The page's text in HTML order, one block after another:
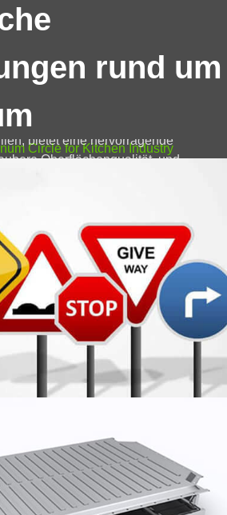
rund um
für die
1050 Aluminiumkreis für die
Kochtöpfe, pfannen, und
bietet eine hervorragende
Oberflächenqualität, und
Aluminiumplatten. Aufgrund ihrer
starken Korrosionsbeständigkeit,
im Bereich der Außenschilder
weit verbreitet;
für das Batteriegehäuse
für das Gehäuse der
man das Aluminiumblech,
der Leistungsbatterie verwendet
in Elektrofahrzeugen und
zum Einsatz kommt
bezieht sich auf Aluminium, das
standhalten kann,
Aluminiumlegierungen in